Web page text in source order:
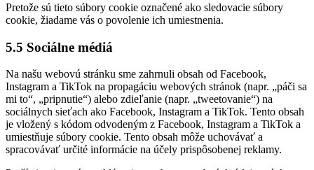
Pretože sú tieto súbory cookie označené ako sledovacie súbory
cookie, žiadame vás o povolenie ich umiestnenia.
5.5 Sociálne médiá
Na našu webovú stránku sme zahrnuli obsah od Facebook,
Instagram a TikTok na propagáciu webových stránok (napr. „páči sa
mi to“, „pripnutie“) alebo zdieľanie (napr. „tweetovanie“) na
sociálnych sieťach ako Facebook, Instagram a TikTok. Tento obsah
je vložený s kódom odvodeným z Facebook, Instagram a TikTok a
umiestňuje súbory cookie. Tento obsah môže uchovávať a
spracovávať určité informácie na účely prispôsobenej reklamy.